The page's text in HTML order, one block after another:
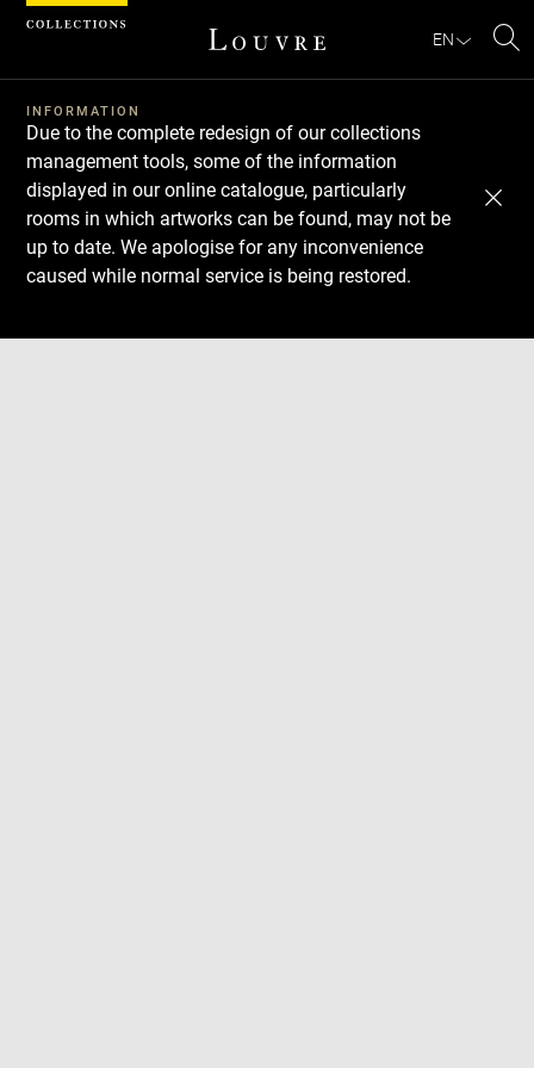
EN
INFORMATION
Due to the complete redesign of our collections
management tools, some of the information
displayed in our online catalogue, particularly
rooms in which artworks can be found, may not be
up to date. We apologise for any inconvenience
caused while normal service is being restored.
Download
Next
Previous
Cookies management panel